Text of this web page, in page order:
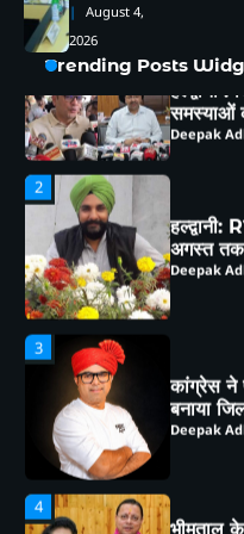
August 4,
2026
Trending Posts
2
अगस्त तक
ब्लैक
Deepak
3
कांग्रेस ने
बनाया
भीमताल के